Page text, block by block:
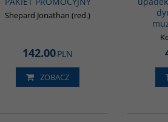
Shepard Jonathan (red.)
142.00PLN
ZOBACZ